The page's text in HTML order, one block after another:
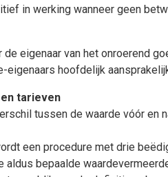
in werking wanneer geen
eigenaar van het onroerend
eigenaars hoofdelijk
tarieven
tussen de waarde vóór
een procedure met drie
aldus bepaalde